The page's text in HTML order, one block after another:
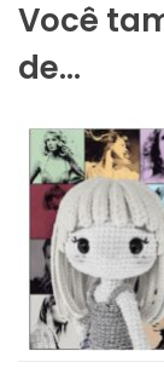
Você
de…